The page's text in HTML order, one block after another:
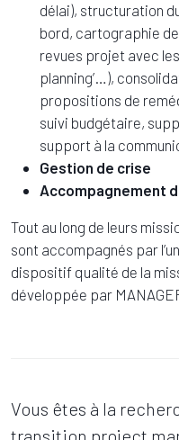
délai), structuration
bord, cartographie
revues projet avec
planning’…),
propositions de
suivi budgétaire,
support à la
Gestion de crise
Accompagnement
Tout au long de leurs
sont accompagnés par
dispositif qualité de la
développée par
Vous êtes à la